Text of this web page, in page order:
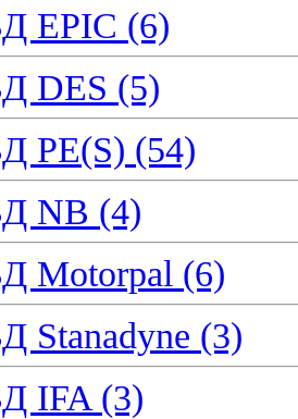
EPIC (6)
DES (5)
PE(S) (54)
NB (4)
Motorpal (6)
Stanadyne (3)
IFA (3)